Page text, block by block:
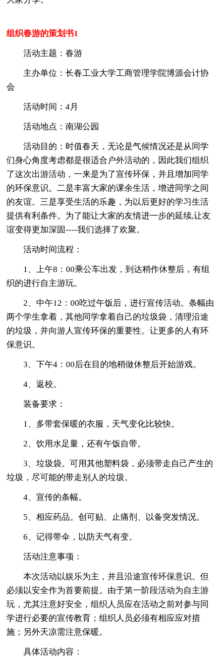
组织春游的策划书1
活动主题：春游
主办单位：长春工业大学工商管理学院博源会计协
会
活动时间：4月
活动地点：南湖公园
活动目的：时值春天，无论是气候情况还是从同学
们身心角度考虑都是很适合户外活动的，因此我们组织
了这次出游活动，一来是为了宣传环保，并且增加同学
的环保意识。二是丰富大家的课余生活，增进同学之间
的友谊。三是享受生活的乐趣，为以后更好的学习生活
提供有利条件。为了能让大家的友情进一步的延续,让友
谊变得更加深固----我们选择了欢聚。
活动时间流程：
1、上午8：00乘公车出发，到达稍作休整后，有组
织的进行自主游玩。
2、中午12：00吃过午饭后，进行宣传活动。条幅由
两个学生拿着，其他同学拿着自己的垃圾袋，清理沿途
的垃圾，并向游人宣传环保的重要性。让更多的人有环
保意识。
3、下午4：00后在目的地稍做休整后开始游戏。
4、返校。
装备要求：
1、多带套保暖的衣服，天气变化比较快。
2、饮用水足量，还有午饭自带。
3、垃圾袋。可用其他塑料袋，必须带走自己产生的
垃圾，尽可能的带走别人的垃圾。
4、宣传的条幅。
5、相应药品。创可贴、止痛剂、以备突发情况。
6、记得带伞，以防天气有变。
活动注意事项：
本次活动以娱乐为主，并且沿途宣传环保意识。但
必须以安全作为首要前提。由于第一阶段活动为自主游
玩，尤其注意好安全，组织人员应在活动之前对参与同
学进行必要的宣传教育；组织人员必须有相应应对措
施；另外天凉需注意保暖。
具体活动内容：